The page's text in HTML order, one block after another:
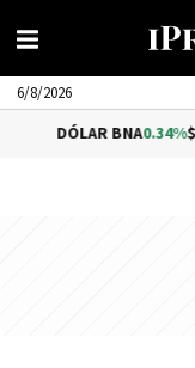
6/8/2026
BNA0.34%$1,520.00